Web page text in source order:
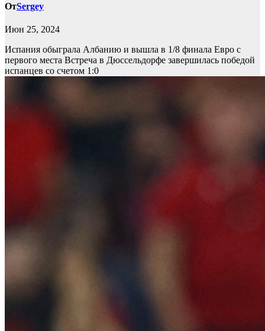
ОтSergey
Июн 25, 2024
Испания обыграла Албанию и вышла в 1/8 финала Евро с
первого места Встреча в Дюссельдорфе завершилась победой
испанцев со счетом 1:0